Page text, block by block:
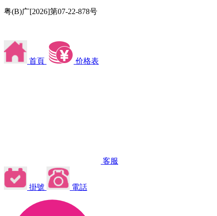
粤(B)广[2026]第07-22-878号
首頁 价格表
客服
掛號 電話